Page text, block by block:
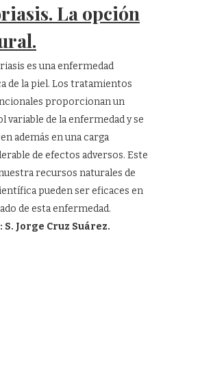
La opción
es una enfermedad
de la piel. Los tratamientos
proporcionan un
variable de la enfermedad y se
además en una carga
de efectos adversos. Este
recursos naturales de
pueden ser eficaces en
de esta enfermedad.
S. Jorge Cruz Suárez.